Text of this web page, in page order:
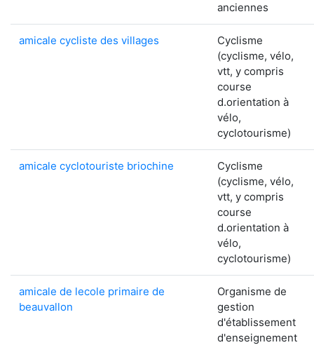
anciennes
amicale cycliste des villages
Cyclisme
(cyclisme, vélo,
vtt, y compris
course
d.orientation à
vélo,
cyclotourisme)
amicale cyclotouriste briochine
Cyclisme
(cyclisme, vélo,
vtt, y compris
course
d.orientation à
vélo,
cyclotourisme)
amicale de lecole primaire de
beauvallon
Organisme de
gestion
d'établissement
d'enseignement